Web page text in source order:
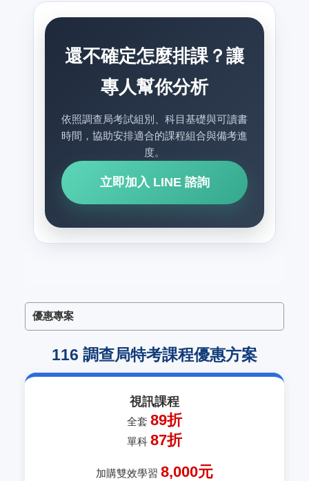
還不確定怎麼排課？讓
專人幫你分析
依照調查局考試組別、科目基礎與可讀書
時間，協助安排適合的課程組合與備考進
度。
立即加入 LINE 諮詢
優惠專案
116 調查局特考課程優惠方案
視訊課程
全套 89折
單科 87折
加購雙效學習 8,000元